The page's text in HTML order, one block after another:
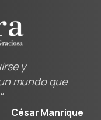
y
mundo que
César Manrique